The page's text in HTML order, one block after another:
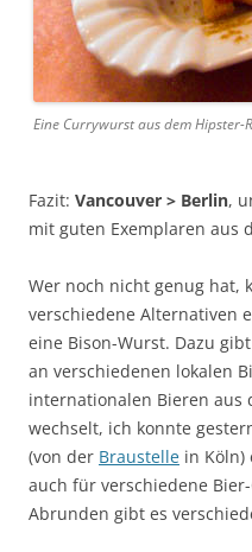
Eine Currywurst aus dem Hipster-
Fazit: Vancouver > Berlin,
mit guten Exemplaren aus
Wer noch nicht genug hat,
verschiedene Alternativen
eine Bison-Wurst. Dazu
an verschiedenen lokalen
internationalen Bieren aus
wechselt, ich konnte
(von der Braustelle in Köln)
auch für verschiedene
Abrunden gibt es